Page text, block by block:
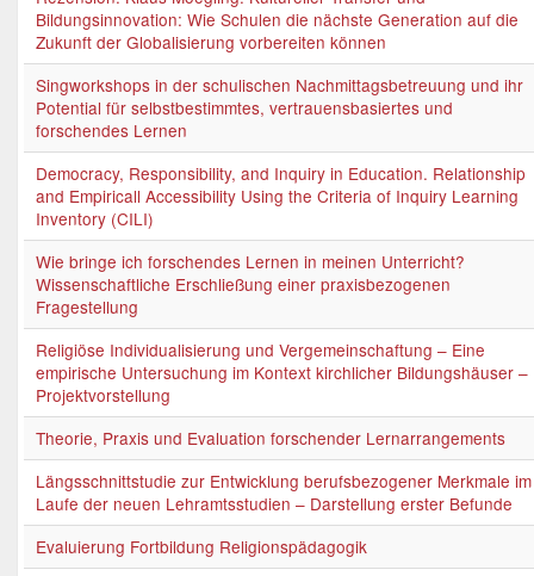
Bildungsinnovation: Wie Schulen die nächste Generation auf die
Zukunft der Globalisierung vorbereiten können
Singworkshops in der schulischen Nachmittagsbetreuung und ihr
Potential für selbstbestimmtes, vertrauensbasiertes und
forschendes Lernen
Democracy, Responsibility, and Inquiry in Education. Relationship
and Empiricall Accessibility Using the Criteria of Inquiry Learning
Inventory (CILI)
Wie bringe ich forschendes Lernen in meinen Unterricht?
Wissenschaftliche Erschließung einer praxisbezogenen
Fragestellung
Religiöse Individualisierung und Vergemeinschaftung – Eine
empirische Untersuchung im Kontext kirchlicher Bildungshäuser –
Projektvorstellung
Theorie, Praxis und Evaluation forschender Lernarrangements
Längsschnittstudie zur Entwicklung berufsbezogener Merkmale im
Laufe der neuen Lehramtsstudien – Darstellung erster Befunde
Evaluierung Fortbildung Religionspädagogik